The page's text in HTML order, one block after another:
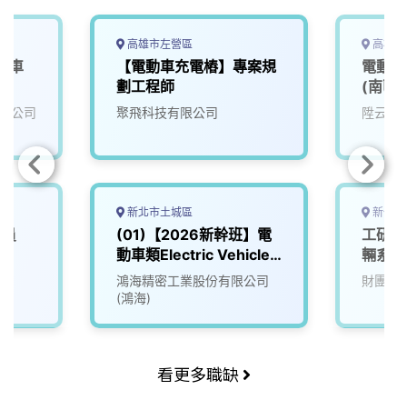
車
公司
高雄市左營區
【電動車充電樁】專案規
劃工程師
聚飛科技有限公司
新北市土城區
(01)【2026新幹班】電
動車類Electric Vehicle
(EV)
鴻海精密工業股份有限公司
(鴻海)
高雄
電動
(南區
陞云科
新竹
工研
輛系
財團法
看更多職缺